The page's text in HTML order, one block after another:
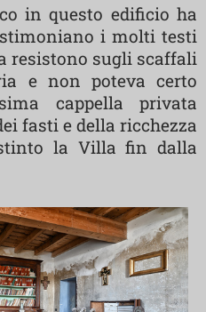
in questo edificio ha
i molti testi
resistono sugli scaffali
e non poteva certo
cappella privata
fasti e della ricchezza
la Villa fin dalla